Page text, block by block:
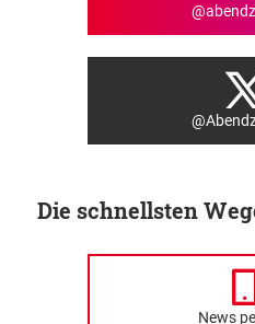
Die schnellsten
News